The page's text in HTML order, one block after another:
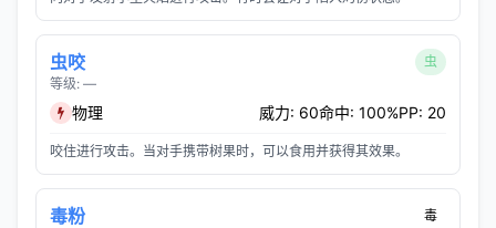
虫咬
等级: —
虫
物理 威力: 60命中: 100%PP: 20
咬住进行攻击。当对手携带树果时，可以食用并获得其效果。
毒粉 毒